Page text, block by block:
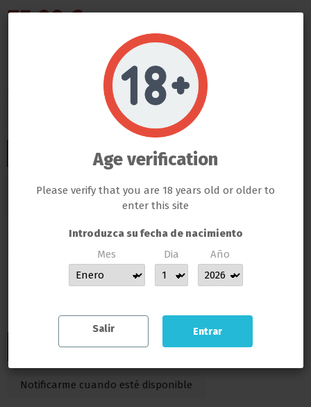
75,00 €
Medida
Añadir al carrito
Age verification
Please verify that you are 18 years old or older to
enter this site
Introduzca su fecha de nacimiento
Mes
Dia Año
Salir Entrar
LLAMAS GROW NO VENDE ABSOLUTAMENTE NINGÚN PRODUCTO QUE ESTE FUERA DE LA LEY
TODOS LOS PRODUCTOS QUE SE VENDEN EN ESTA WEB SON EXCLUSIVAMENTE PARA LA HORTICULTURA
PROFESIONAL
GERMINAR NI CULTIVAR, SI ALGÚN CLIENTE DE LLAMAS GROW NO RESPETA LA LEY SERÁ BAJO SU
RESPONSABILIDAD
MUCHAS GRACIAS POR CONFIAR EN LLAMAS GROW